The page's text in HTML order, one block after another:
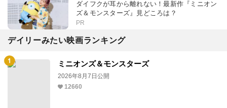
ダイフクが耳から離れない！最新作『ミニオン
ズ＆モンスターズ』見どころは？
PR
デイリーみたい映画ランキング
ミニオンズ＆モンスターズ
2026年8月7日公開
12660